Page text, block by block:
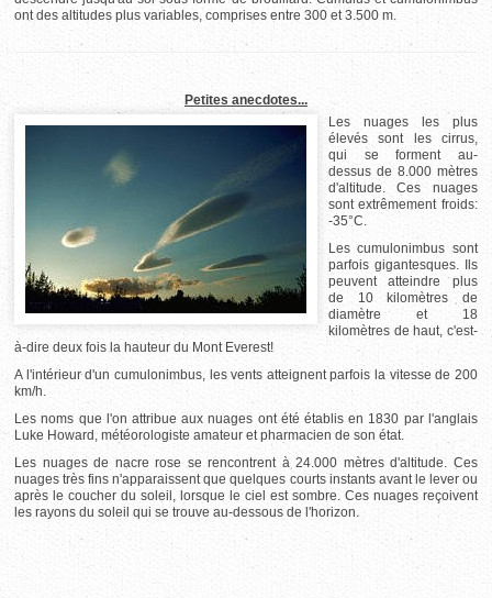
ont des altitudes plus variables, comprises entre 300 et 3.500 m.
Petites anecdotes...
Les nuages les plus
élevés sont les cirrus,
qui se forment au-
dessus de 8.000 mètres
d'altitude. Ces nuages
sont extrêmement froids:
-35°C.
Les cumulonimbus sont
parfois gigantesques. Ils
peuvent atteindre plus
de 10 kilomètres de
diamètre et 18
kilomètres de haut, c'est-
à-dire deux fois la hauteur du Mont Everest!
A l'intérieur d'un cumulonimbus, les vents atteignent parfois la vitesse de 200
km/h.
Les noms que l'on attribue aux nuages ont été établis en 1830 par l'anglais
Luke Howard, météorologiste amateur et pharmacien de son état.
Les nuages de nacre rose se rencontrent à 24.000 mètres d'altitude. Ces
nuages très fins n'apparaissent que quelques courts instants avant le lever ou
après le coucher du soleil, lorsque le ciel est sombre. Ces nuages reçoivent
les rayons du soleil qui se trouve au-dessous de l'horizon.